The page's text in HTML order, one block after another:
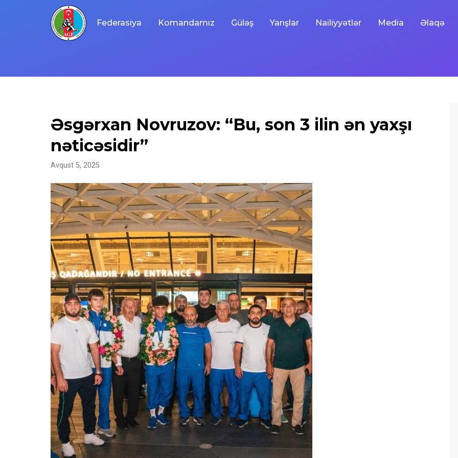
Federasiya Komandamız Güləş Yarışlar Nailiyyətlər Media Əlaqə
Əsgərxan Novruzov: “Bu, son 3 ilin ən yaxşı
nəticəsidir”
Avqust 5, 2025